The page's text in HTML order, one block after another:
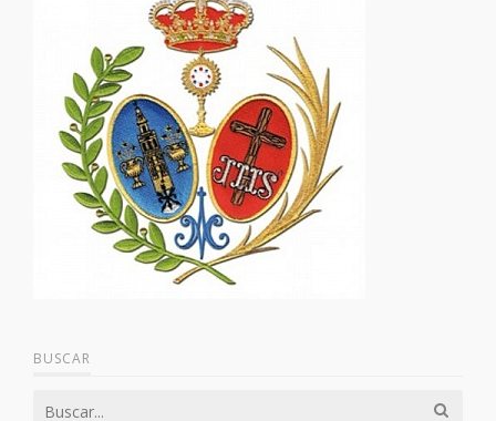
BUSCAR